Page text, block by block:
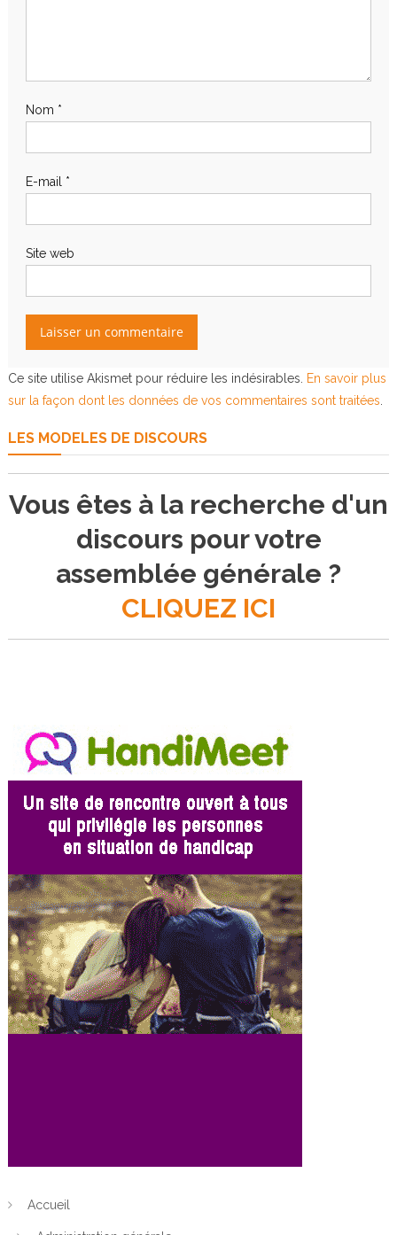
Nom *
E-mail *
Site web
Ce site utilise Akismet pour réduire les indésirables. En savoir plus
sur la façon dont les données de vos commentaires sont traitées.
LES MODELES DE DISCOURS
Vous êtes à la recherche d'un
discours pour votre
assemblée générale ?
CLIQUEZ ICI
Accueil